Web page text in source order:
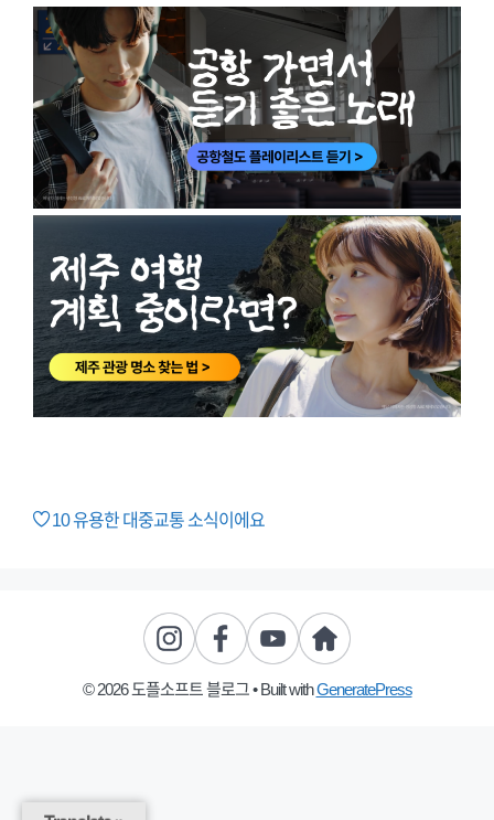
10유용한 대중교통 소식이에요
© 2026 도플소프트 블로그• Built withGeneratePress